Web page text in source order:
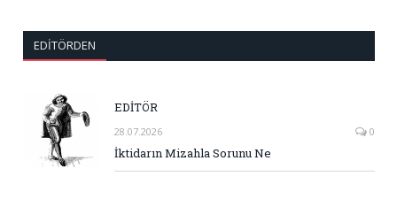
EDITÖRDEN
EDİTÖR
28.07.2026 0
İktidarın Mizahla Sorunu Ne